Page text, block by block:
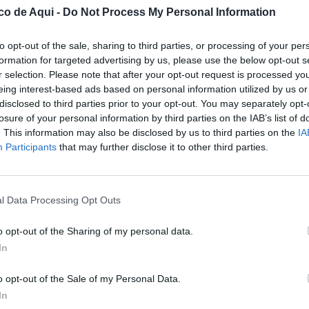
de Aqui - Do Not Process My Personal Information
opt-out of the sale, sharing to third parties, or processing of your
for targeted advertising by us, please use the below opt-out
selection. Please note that after your opt-out request is processed
interest-based ads based on personal information utilized by us
to third parties prior to your opt-out. You may separately
of your personal information by third parties on the IAB’s list of
This information may also be disclosed by us to third parties on the
Participants that may further disclose it to other third parties.
Data Processing Opt Outs
opt-out of the Sharing of my personal data.
opt-out of the Sale of my Personal Data.
de Enseñanza (UECoE)yGrupo
la entrega de premios de la
IX edición del
emprendimiento cooperativo en la escuela,
la cultura emprendedora, la innovación y
deEducación Secundaria
de toda España.
en el marco delEncuentro del
2026
de Trabajo Asociado (COCETA)
del ámbito educativo, institucional y de la
; elpresidente de UECoE, Javier Martínez
Economía Social de Cajamar, Fran